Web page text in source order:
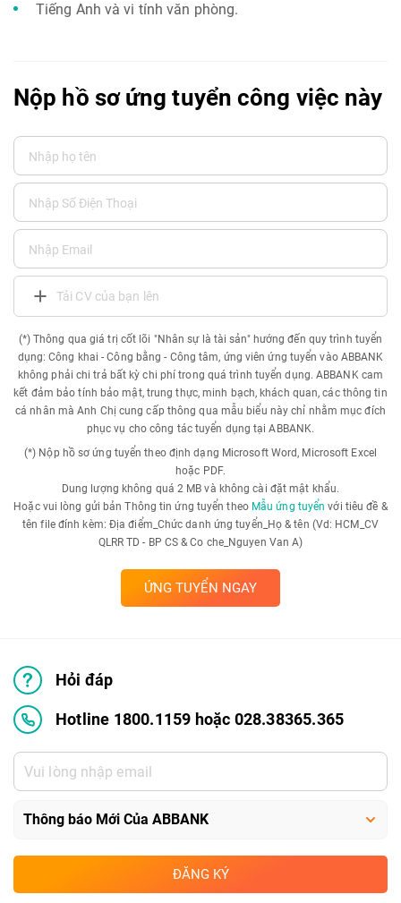
Tiếng Anh và vi tính văn phòng.
Nộp hồ sơ ứng tuyển công việc này
Tải CV của bạn lên
(*) Thông qua giá trị cốt lõi "Nhân sự là tài sản" hướng đến quy trình tuyển
dụng: Công khai - Công bằng - Công tâm, ứng viên ứng tuyển vào ABBANK
không phải chi trả bất kỳ chi phí trong quá trình tuyển dụng. ABBANK cam
kết đảm bảo tính bảo mật, trung thực, minh bạch, khách quan, các thông tin
cá nhân mà Anh Chị cung cấp thông qua mẫu biểu này chỉ nhằm mục đích
phục vụ cho công tác tuyển dụng tại ABBANK.
(*) Nộp hồ sơ ứng tuyển theo định dạng Microsoft Word, Microsoft Excel
hoặc PDF.
Dung lượng không quá 2 MB và không cài đặt mật khẩu.
Hoặc vui lòng gửi bản Thông tin ứng tuyển theo Mẫu ứng tuyển với tiêu đề &
tên file đính kèm: Địa điểm_Chức danh ứng tuyển_Họ & tên (Vd: HCM_CV
QLRR TD - BP CS & Co che_Nguyen Van A)
ỨNG TUYỂN NGAY
Hỏi đáp
Hotline 1800.1159 hoặc 028.38365.365
ĐĂNG KÝ